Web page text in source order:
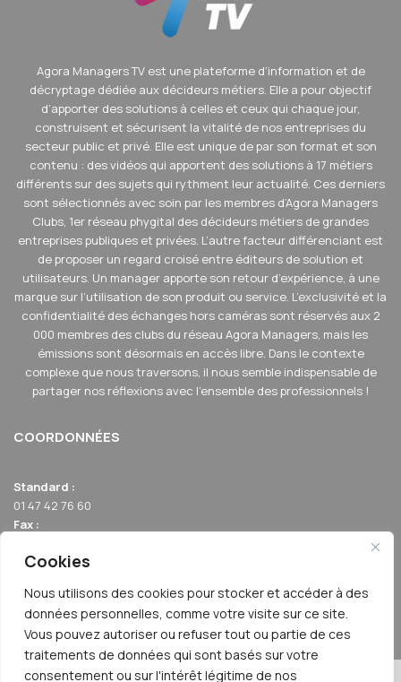
Cookies
Nous utilisons des cookies pour stocker et accéder à des
données personnelles, comme votre visite sur ce site.
Vous pouvez autoriser ou refuser tout ou partie de ces
traitements de données qui sont basés sur votre
consentement ou sur l'intérêt légitime de nos
Agora Managers TV est une plateforme d’information et de
décryptage dédiée aux décideurs métiers. Elle a pour objectif
d’apporter des solutions à celles et ceux qui chaque jour,
construisent et sécurisent la vitalité de nos entreprises du
secteur public et privé. Elle est unique de par son format et son
contenu : des vidéos qui apportent des solutions à 17 métiers
différents sur des sujets qui rythment leur actualité. Ces derniers
sont sélectionnés avec soin par les membres d’Agora Managers
Clubs, 1er réseau phygital des décideurs métiers de grandes
entreprises publiques et privées. L’autre facteur différenciant est
de proposer un regard croisé entre éditeurs de solution et
utilisateurs. Un manager apporte son retour d’expérience, à une
marque sur l’utilisation de son produit ou service. L’exclusivité et la
confidentialité des échanges hors caméras sont réservés aux 2
000 membres des clubs du réseau Agora Managers, mais les
émissions sont désormais en accès libre. Dans le contexte
complexe que nous traversons, il nous semble indispensable de
partager nos réflexions avec l'ensemble des professionnels !
COORDONNÉES
Standard :
01 47 42 76 60
Fax :
Email :
Adresse :
42 avenue de la Grande Armée 75017 PARIS